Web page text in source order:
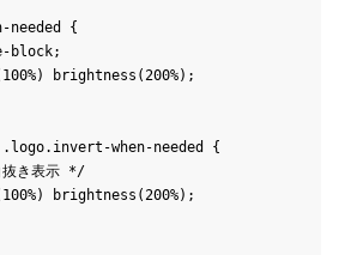
needed {
block;
brightness(200%);
.logo.invert-when-needed {
き表示 */
brightness(200%);